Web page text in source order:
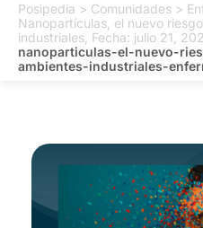
Posipedia > Comunidades >
Nanopartículas, el nuevo
industriales, Fecha: julio 21,
nanoparticulas-el-nuevo-
ambientes-industriales-